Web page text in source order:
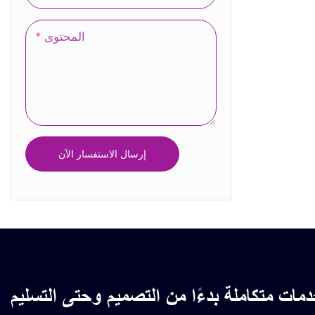
المحتوى
إرسال الاستفسار الآن
متكاملة بدءًا من التصميم وحتى التسليم